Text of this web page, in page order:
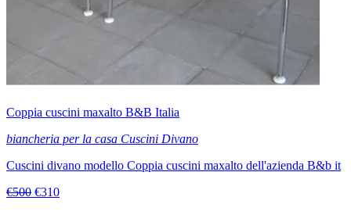
Coppia cuscini maxalto B&B Italia
biancheria per la casa Cuscini Divano
Cuscini divano modello Coppia cuscini maxalto dell'azienda B&b it
€500 €310